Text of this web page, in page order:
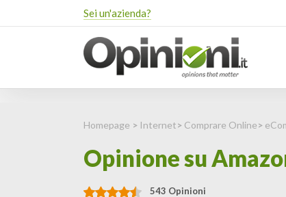
Sei un'azienda?
Homepage > Internet> Comprare Online>
Opinione su
543 Opinioni